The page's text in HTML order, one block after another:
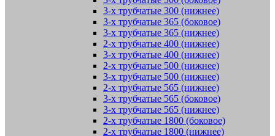
3-х трубчатые 300 (нижнее)
3-х трубчатые 365 (боковое)
3-х трубчатые 365 (нижнее)
2-х трубчатые 400 (нижнее)
3-х трубчатые 400 (нижнее)
2-х трубчатые 500 (нижнее)
3-х трубчатые 500 (нижнее)
2-х трубчатые 565 (нижнее)
3-х трубчатые 565 (боковое)
3-х трубчатые 565 (нижнее)
2-х трубчатые 1800 (боковое)
2-х трубчатые 1800 (нижнее)